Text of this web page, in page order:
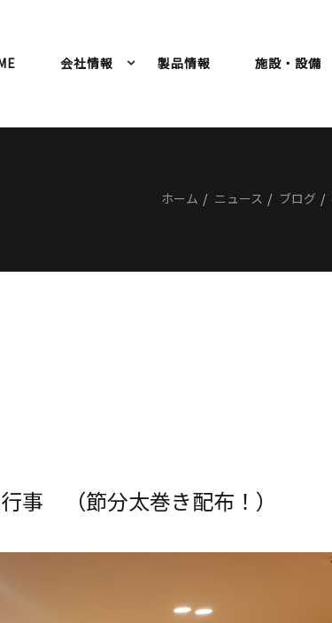
会社情報 製品情報 施設・設備
ホーム ニュース ブログ
事 （節分太巻き配布！）